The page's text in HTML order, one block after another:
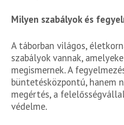
Milyen szabályok és
A táborban világos,
szabályok vannak,
megismernek. A
büntetésközpontú, hanem
megértés, a
védelme.